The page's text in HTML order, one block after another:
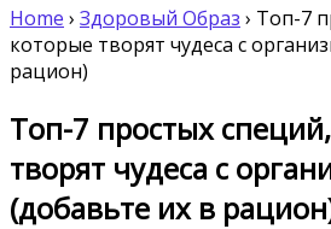
Home › Здоровый Образ › Топ-7
которые творят чудеса с
рацион)
Топ-7 простых
творят чудеса с
(добавьте их в